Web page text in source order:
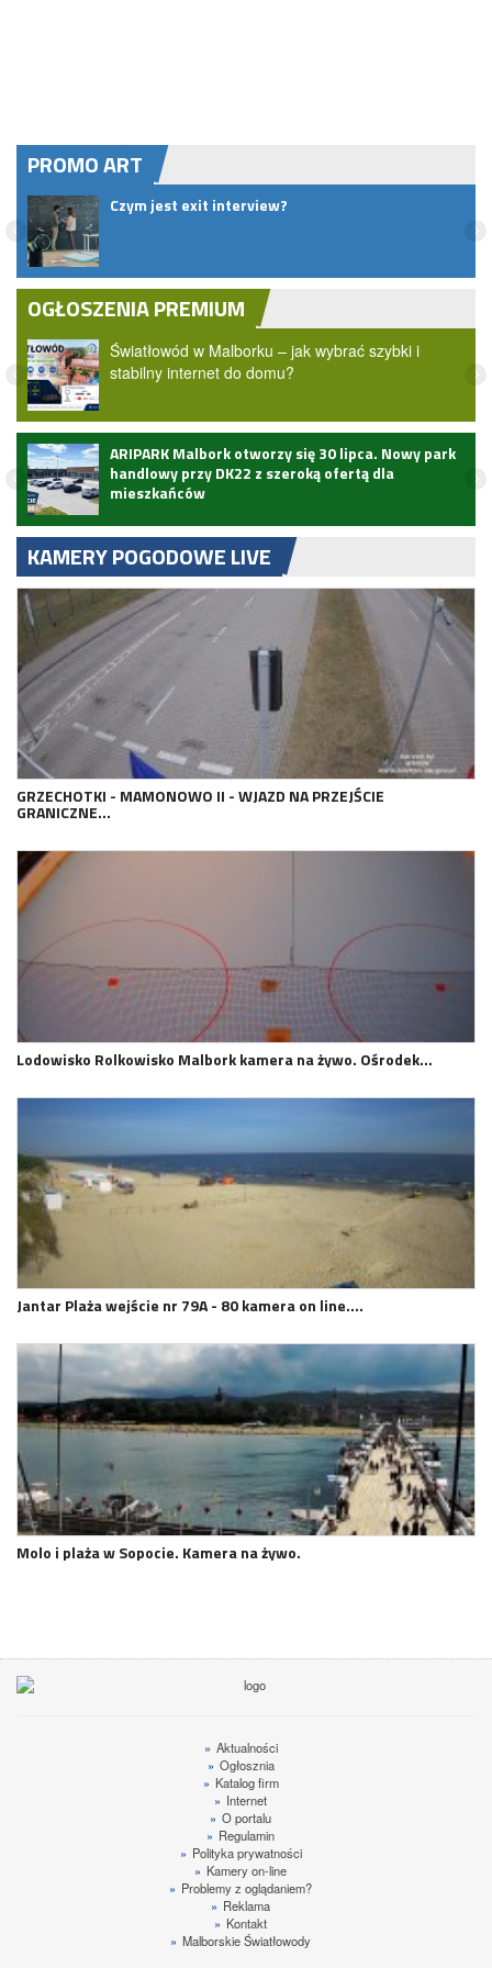
PROMO ART
Czym jest exit interview?
OGŁOSZENIA PREMIUM
Światłowód w Malborku – jak wybrać szybki i
stabilny internet do domu?
ARIPARK Malbork otworzy się 30 lipca. Nowy park
handlowy przy DK22 z szeroką ofertą dla
mieszkańców
KAMERY POGODOWE LIVE
GRZECHOTKI - MAMONOWO II - WJAZD NA PRZEJŚCIE
GRANICZNE…
Lodowisko Rolkowisko Malbork kamera na żywo. Ośrodek…
Jantar Plaża wejście nr 79A - 80 kamera on line.…
Molo i plaża w Sopocie. Kamera na żywo.
» Aktualności
» Ogłosznia
» Katalog firm
» Internet
» O portalu
» Regulamin
» Polityka prywatności
» Kamery on-line
» Problemy z oglądaniem?
» Reklama
» Kontakt
» Malborskie Światłowody